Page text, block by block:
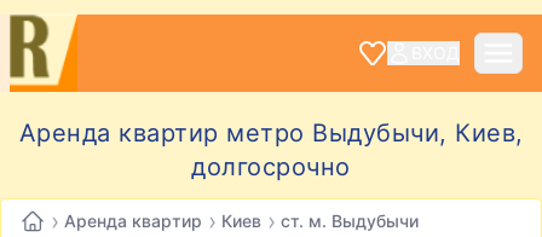
Аренда квартир метро Выдубычи, Киев,
долгосрочно
› Аренда квартир › Киев › ст. м. Выдубычи